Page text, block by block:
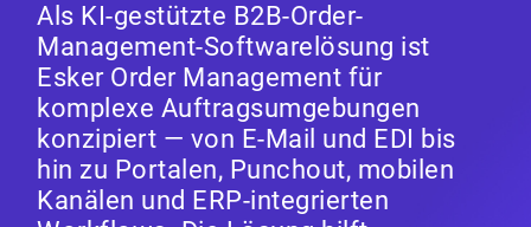
Als KI-gestützte B2B-Order-
Management-Softwarelösung ist
Esker Order Management für
komplexe Auftragsumgebungen
konzipiert — von E-Mail und EDI bis
hin zu Portalen, Punchout, mobilen
Kanälen und ERP-integrierten